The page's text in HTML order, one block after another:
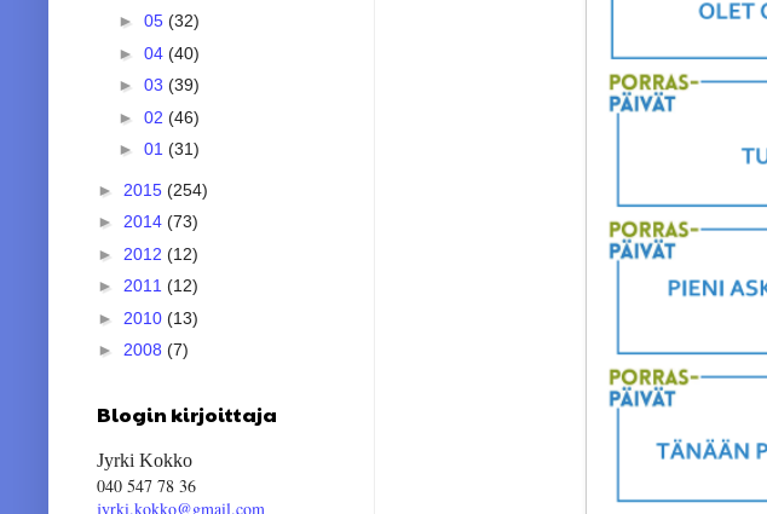
► 05 (32)
► 04 (40)
► 03 (39)
► 02 (46)
► 01 (31)
► 2015 (254)
► 2014 (73)
► 2012 (12)
► 2011 (12)
► 2010 (13)
► 2008 (7)
Blogin kirjoittaja
Jyrki Kokko
040 547 78 36
jyrki.kokko@gmail.com